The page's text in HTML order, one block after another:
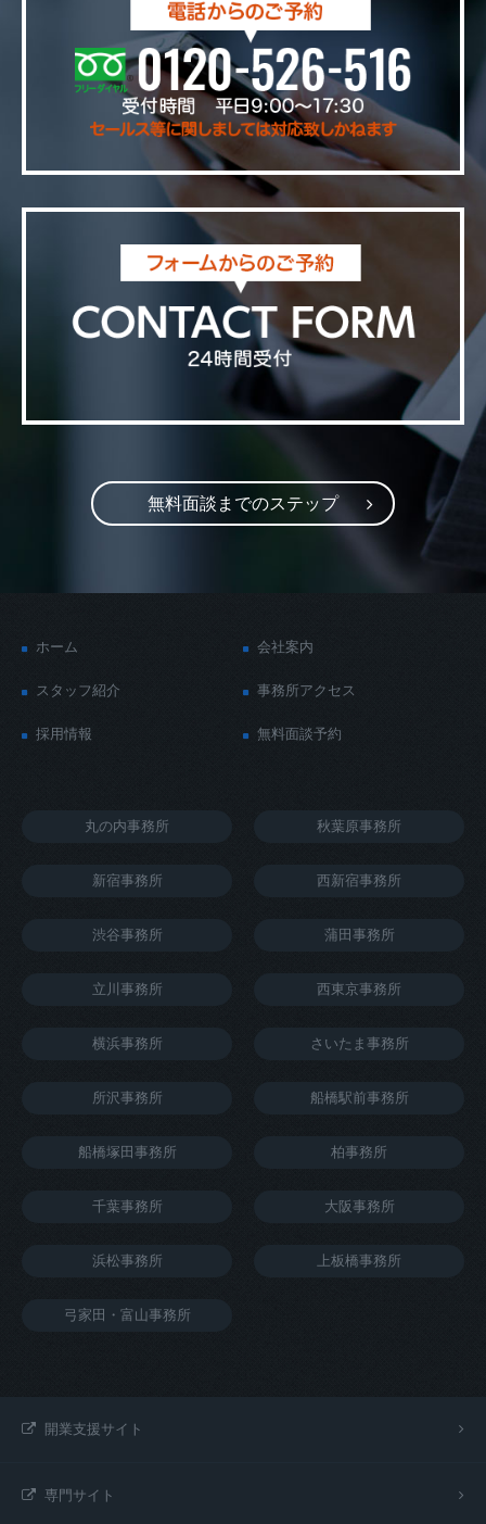
無料面談までのステップ
ホーム 会社案内
スタッフ紹介 事務所アクセス
採用情報 無料面談予約
丸の内事務所 秋葉原事務所
新宿事務所 西新宿事務所
渋谷事務所 蒲田事務所
立川事務所 西東京事務所
横浜事務所 さいたま事務所
所沢事務所 船橋駅前事務所
船橋塚田事務所 柏事務所
千葉事務所 大阪事務所
浜松事務所 上板橋事務所
弓家田・富山事務所
開業支援サイト
専門サイト